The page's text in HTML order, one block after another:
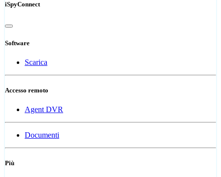
iSpyConnect
Software
Scarica
Accesso remoto
Agent DVR
Documenti
Più